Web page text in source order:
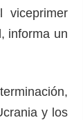
viceprimer
informa un
y los